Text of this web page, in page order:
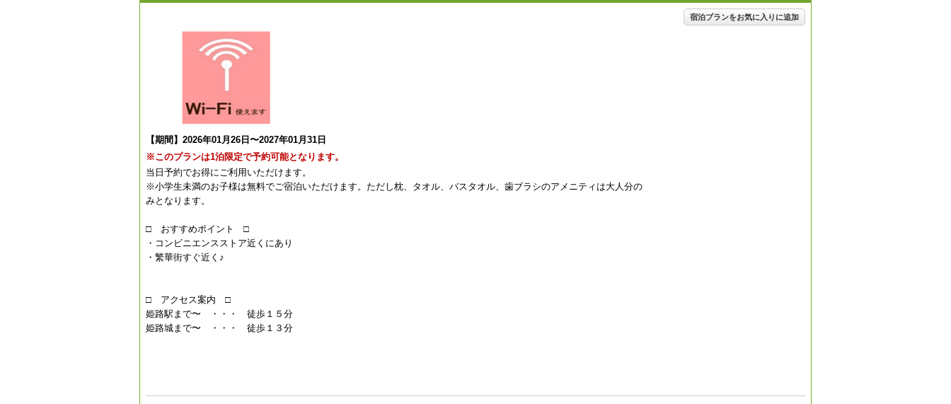
宿泊プランをお気に入りに追加
【期間】2026年01月26日〜2027年01月31日
※このプランは1泊限定で予約可能となります。
当日予約でお得にご利用いただけます。
※小学生未満のお子様は無料でご宿泊いただけます。ただし枕、タオル、バスタオル、歯ブラシのアメニティは大人分の
みとなります。
□ おすすめポイント □
・コンビニエンスストア近くにあり
・繁華街すぐ近く♪
□ アクセス案内 □
姫路駅まで〜 ・・・ 徒歩１５分
姫路城まで〜 ・・・ 徒歩１３分